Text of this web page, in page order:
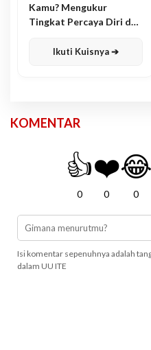
Kamu? Mengukur
Tingkat Percaya Diri dan
Ikuti Kuisnya ➔
KOMENTAR
👍
0
❤️
0
😂
0
Isi komentar sepenuhnya adalah
dalam UU ITE